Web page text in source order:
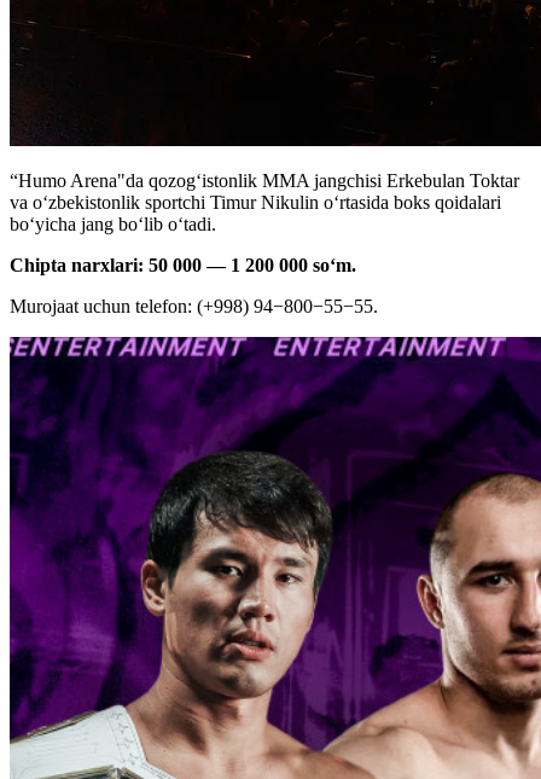
“Humo Arena"da qozogʻistonlik MMA jangchisi Erkebulan Toktar
va oʻzbekistonlik sportchi Timur Nikulin oʻrtasida boks qoidalari
boʻyicha jang boʻlib oʻtadi.
Chipta narxlari: 50 000 — 1 200 000 soʻm.
Murojaat uchun telefon: (+998) 94−800−55−55.